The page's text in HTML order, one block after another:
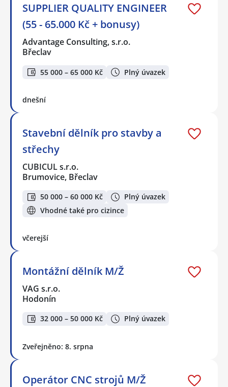
SUPPLIER QUALITY ENGINEER
(55 - 65.000 Kč + bonusy)
Advantage Consulting, s.r.o.
Břeclav
55 000 – 65 000 Kč Plný úvazek
dnešní
Stavební dělník pro stavby a
střechy
CUBICUL s.r.o.
Brumovice, Břeclav
50 000 – 60 000 Kč
Plný úvazek
Vhodné také pro cizince
včerejší
Montážní dělník M/Ž
VAG s.r.o.
Hodonín
32 000 – 50 000 Kč Plný úvazek
Zveřejněno: 8. srpna
Operátor CNC strojů M/Ž